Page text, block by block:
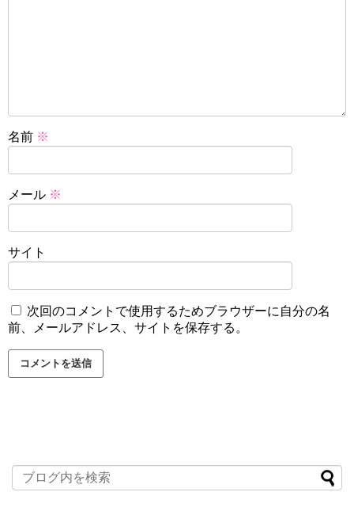
名前 ※
メール ※
サイト
次回のコメントで使用するためブラウザーに自分の名
前、メールアドレス、サイトを保存する。